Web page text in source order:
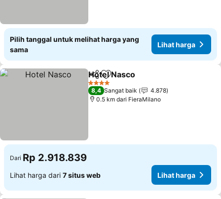
Pilih tanggal untuk melihat harga yang
sama
Lihat harga
BagikanTambahkan ke favorit
Hotel Nasco
4 Bintang
8,4 Sangat baik
4.878
0.5 km dari FieraMilano
Dari Rp 2.918.839
Lihat harga dari 7 situs web Lihat harga